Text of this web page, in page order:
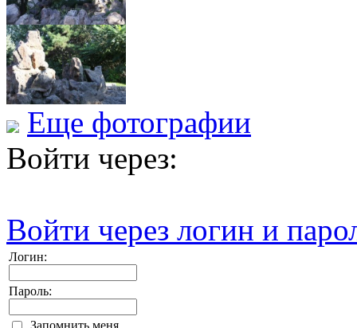
Еще фотографии
Войти через:
Войти через логин и
Логин:
Пароль:
Запомнить меня